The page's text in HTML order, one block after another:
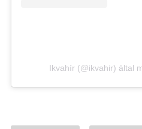
Ikvahír (@ikvahir) által